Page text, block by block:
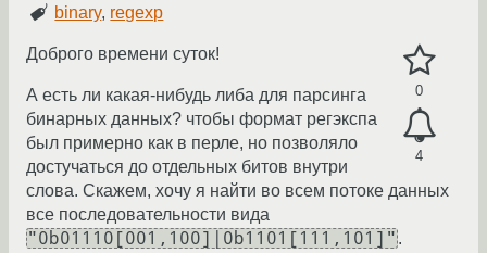
binary, regexp
0
4
Доброго времени суток!
А есть ли какая-нибудь либа для парсинга
бинарных данных? чтобы формат регэкспа
был примерно как в перле, но позволяло
достучаться до отдельных битов внутри
слова. Скажем, хочу я найти во всем потоке данных
все последовательности вида
"0b01110[001,100]|0b1101[111,101]" .